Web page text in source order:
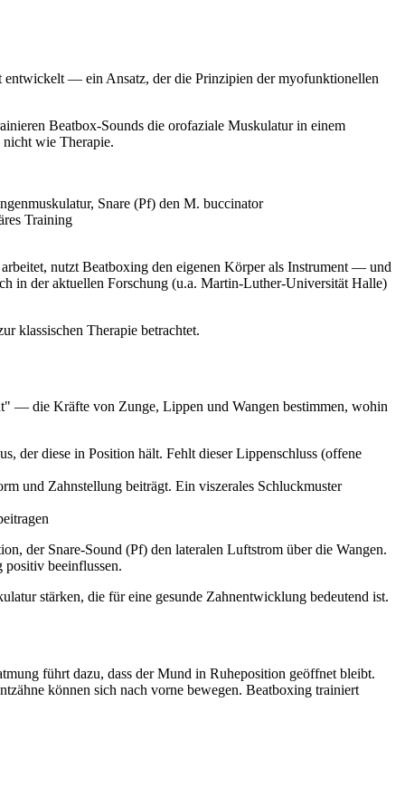
entwickelt — ein Ansatz, der die Prinzipien der myofunktionellen
Beatbox-Sounds die orofaziale Muskulatur in einem
wie Therapie.
Snare (Pf) den M. buccinator
Training
nutzt Beatboxing den eigenen Körper als Instrument — und
in der aktuellen Forschung (u.a. Martin-Luther-Universität Halle)
klassischen Therapie betrachtet.
— die Kräfte von Zunge, Lippen und Wangen bestimmen, wohin
der diese in Position hält. Fehlt dieser Lippenschluss (offene
und Zahnstellung beiträgt. Ein viszerales Schluckmuster
der Snare-Sound (Pf) den lateralen Luftstrom über die Wangen.
beeinflussen.
stärken, die für eine gesunde Zahnentwicklung bedeutend ist.
führt dazu, dass der Mund in Ruheposition geöffnet bleibt.
können sich nach vorne bewegen. Beatboxing trainiert